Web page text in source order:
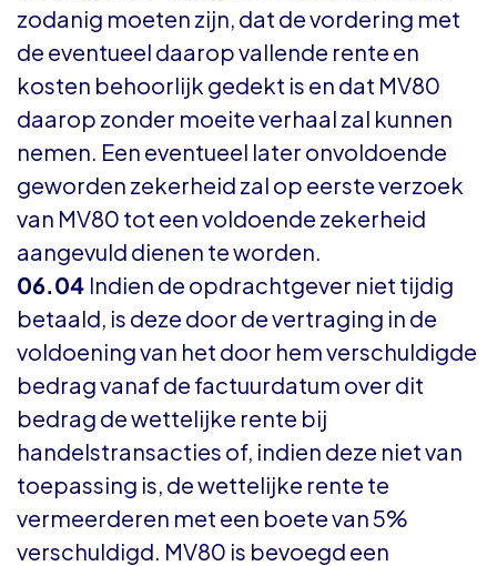
zodanig moeten zijn, dat de vordering met
de eventueel daarop vallende rente en
kosten behoorlijk gedekt is en dat MV80
daarop zonder moeite verhaal zal kunnen
nemen. Een eventueel later onvoldoende
geworden zekerheid zal op eerste verzoek
van MV80 tot een voldoende zekerheid
aangevuld dienen te worden.
06.04 Indien de opdrachtgever niet tijdig
betaald, is deze door de vertraging in de
voldoening van het door hem verschuldigde
bedrag vanaf de factuurdatum over dit
bedrag de wettelijke rente bij
handelstransacties of, indien deze niet van
toepassing is, de wettelijke rente te
vermeerderen met een boete van 5%
verschuldigd. MV80 is bevoegd een